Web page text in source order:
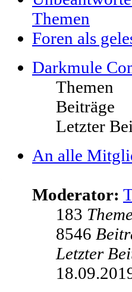
Themen
Foren als
Darkmule
Themen
Beiträge
Letzter
An alle
Moderator:
183
8546
Letzter